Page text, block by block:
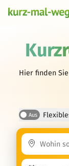
Hier finden
Aus